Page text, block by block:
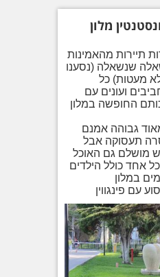
מלון
תיירות מהאמינות
שנשאלה (נסענו
מעטות) כל
ועונים עם
החופשה במלון
גבוהה אמנם
תעסוקה אבל
מושלם גם האוכל
אחד כולל הילדים
במלון
עם פינגווין